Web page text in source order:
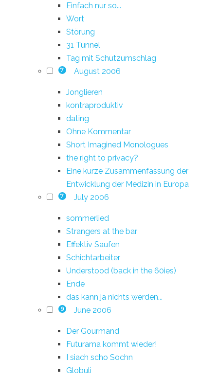
Einfach nur so...
Wort
Störung
31 Tunnel
Tag mit Schutzumschlag
7 August 2006
Jonglieren
kontraproduktiv
dating
Ohne Kommentar
Short Imagined Monologues
the right to privacy?
Eine kurze Zusammenfassung der
Entwicklung der Medizin in Europa
7 July 2006
sommerlied
Strangers at the bar
Effektiv Saufen
Schichtarbeiter
Understood (back in the 60ies)
Ende
das kann ja nichts werden...
9 June 2006
Der Gourmand
Futurama kommt wieder!
I siach scho Sochn
Globuli